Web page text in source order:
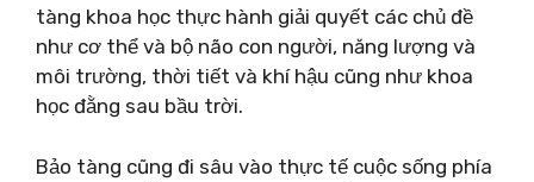
tàng khoa học thực hành giải quyết các chủ đề
như cơ thể và bộ não con người, năng lượng và
môi trường, thời tiết và khí hậu cũng như khoa
học đằng sau bầu trời.
Bảo tàng cũng đi sâu vào thực tế cuộc sống phía